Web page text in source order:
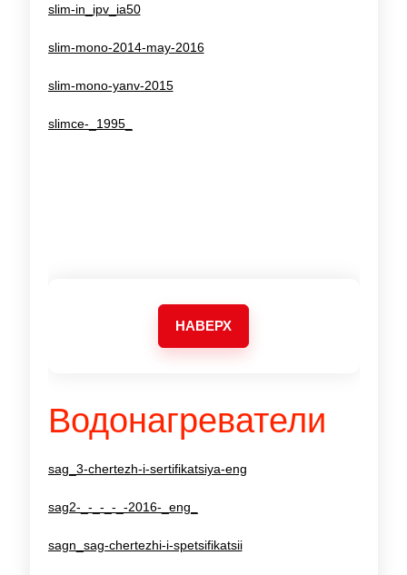
slim-in_ipv_ia50
slim-mono-2014-may-2016
slim-mono-yanv-2015
slimce-_1995_
НАВЕРХ
Водонагреватели
sag_3-chertezh-i-sertifikatsiya-eng
sag2-_-_-_-_-2016-_eng_
sagn_sag-chertezhi-i-spetsifikatsii